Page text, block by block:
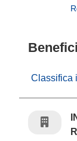
Classifica